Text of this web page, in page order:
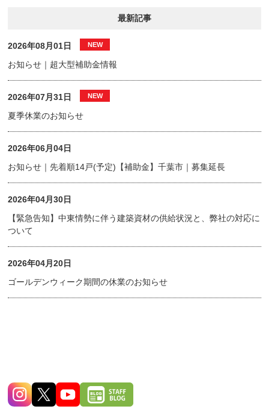
最新記事
2026年08月01日
お知らせ｜超大型補助金情報
2026年07月31日
夏季休業のお知らせ
2026年06月04日
お知らせ｜先着順14戸(予定)【補助金】千葉市｜募集延長
2026年04月30日
【緊急告知】中東情勢に伴う建築資材の供給状況と、弊社の対応に
ついて
2026年04月20日
ゴールデンウィーク期間の休業のお知らせ